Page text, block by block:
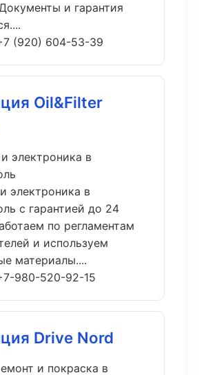
и гарантия
(920) 604-53-39
Oil&Filter
электроника в
электроника в
с гарантией до 24
по регламентам
и используем
материалы....
980-520-92-15
Drive Nord
и покраска в